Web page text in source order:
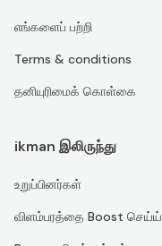
எங்களைப் பற்றி
Terms & conditions
தனியுரிமைக் கொள்கை
ikman இலிருந்து
உறுப்பினர்கள்
விளம்பரத்தை Boost செய்ய்